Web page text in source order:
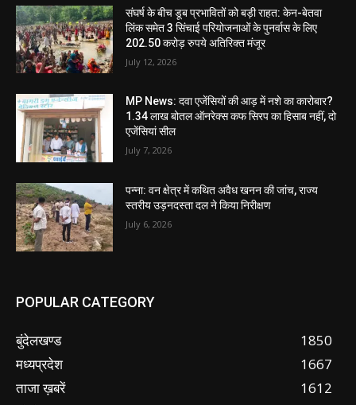
संघर्ष के बीच डूब प्रभावितों को बड़ी राहत: केन-बेतवा
लिंक समेत 3 सिंचाई परियोजनाओं के पुनर्वास के लिए
202.50 करोड़ रुपये अतिरिक्त मंजूर
July 12, 2026
MP News: दवा एजेंसियों की आड़ में नशे का कारोबार?
1.34 लाख बोतल ऑनरेक्स कफ सिरप का हिसाब नहीं, दो
एजेंसियां सील
July 7, 2026
पन्ना: वन क्षेत्र में कथित अवैध खनन की जांच, राज्य
स्तरीय उड़नदस्ता दल ने किया निरीक्षण
July 6, 2026
POPULAR CATEGORY
बुंदेलखण्ड
1850
मध्यप्रदेश
1667
ताजा ख़बरें
1612